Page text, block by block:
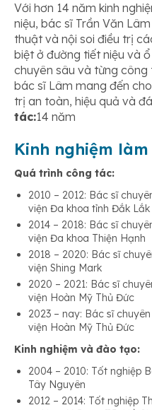
Với hơn 14 năm kinh
niệu, bác sĩ Trần Văn
thuật và nội soi điều trị
biệt ở đường tiết niệu và
chuyên sâu và từng công
bác sĩ Lâm mang đến
trị an toàn, hiệu quả và
tác:14 năm
Kinh nghiệm
Quá trình công tác:
2010 – 2012: Bác sĩ
viện Đa khoa tỉnh Đắk Lắk
2014 – 2018: Bác sĩ
viện Đa khoa Thiện Hạnh
2018 – 2020: Bác sĩ
viện Shing Mark
2020 – 2021: Bác sĩ
viện Hoàn Mỹ Thủ Đức
2023 – nay: Bác sĩ
viện Hoàn Mỹ Thủ Đức
Kinh nghiệm và đào tạo:
2004 – 2010: Tốt nghiệp
Tây Nguyên
2012 – 2014: Tốt nghiệp